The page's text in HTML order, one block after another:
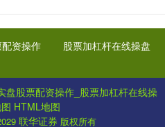
资操作 股票加杠杆在线操盘
盘股票配资操作_股票加杠杆在线操
HTML地图
联华证券 版权所有